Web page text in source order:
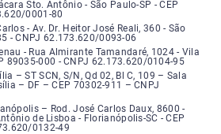
Sto. Antônio - São Paulo-SP - CEP
0001-80
- Endereço: Avenida Doutor Heitor José
- Av. Dr. Heitor José Reali, 360 - São
- CNPJ 62.173.620/0093-06
- Endereço: Rua Almirante Tamandaré,
- Rua Almirante Tamandaré, 1024 - Vila
89035-000 - CNPJ 62.173.620/0104-95
Endereço: Setor Comercial Norte, sem
– ST SCN, S/N, Qd 02, Bl C, 109 – Sala
– DF – CEP 70302-911 – CNPJ
Endereço: Rodovia José Carlos, número
– Rod. José Carlos Daux, 8600 -
de Lisboa - Florianópolis-SC - CEP
0132-49